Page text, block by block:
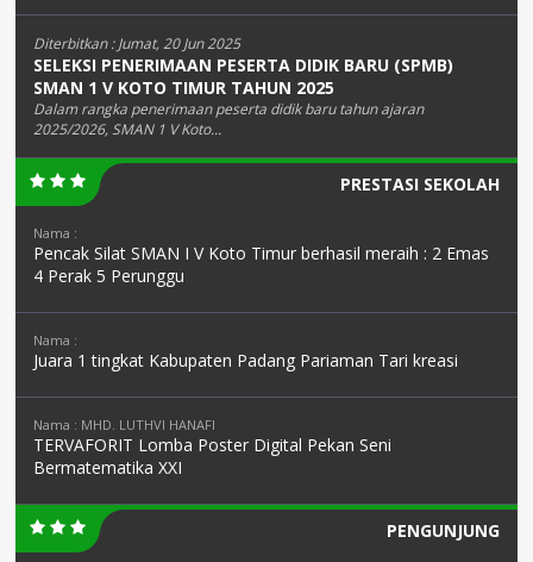
Diterbitkan :Jumat, 20 Jun 2025
SELEKSI PENERIMAAN PESERTA DIDIK BARU (SPMB)
SMAN 1 V KOTO TIMUR TAHUN 2025
Dalam rangka penerimaan peserta didik baru tahun ajaran
2025/2026, SMAN 1 V Koto...
PRESTASI SEKOLAH
Nama :
Pencak Silat SMAN I V Koto Timur berhasil meraih : 2 Emas
4 Perak 5 Perunggu
Nama :
Juara 1 tingkat Kabupaten Padang Pariaman Tari kreasi
Nama : MHD. LUTHVI HANAFI
TERVAFORIT Lomba Poster Digital Pekan Seni
Bermatematika XXI
PENGUNJUNG